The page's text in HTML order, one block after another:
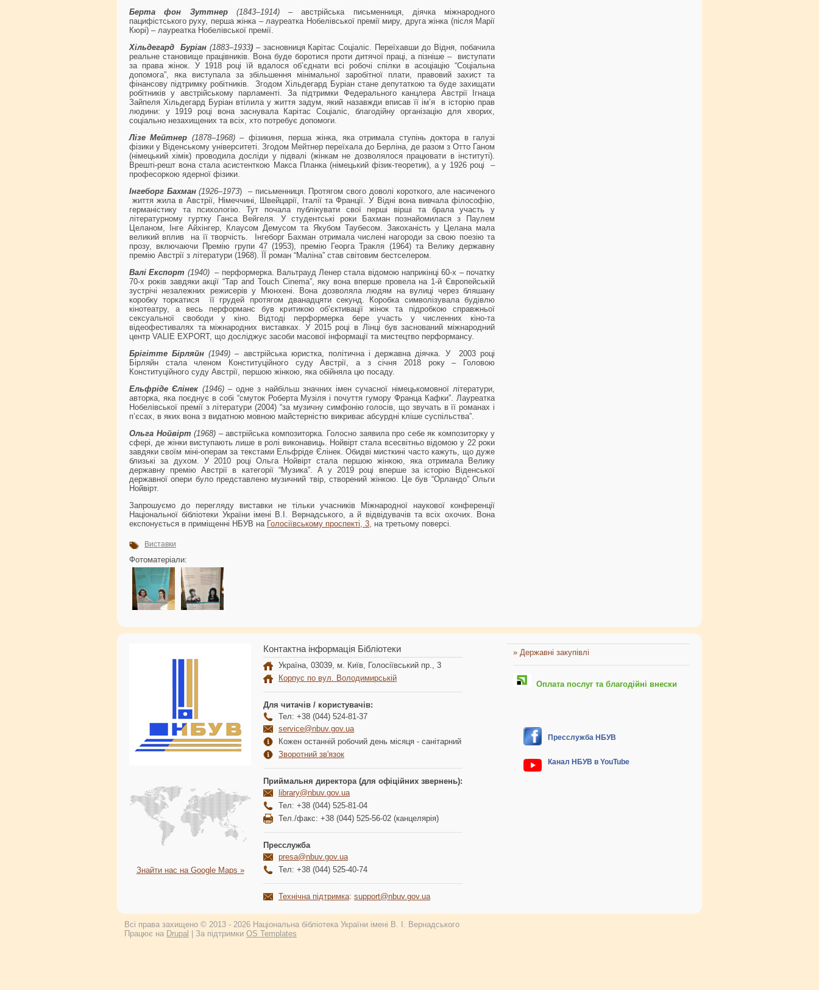
Берта фон Зуттнер (1843–1914) –австрійська письменниця, діячка міжнародного
пацифістського руху, перша жінка – лауреатка Нобелівської премії миру, друга жінка (після Марії
Кюрі) – лауреатка Нобелівської премії.
Хільдегард Буріан (1883–1933) – засновниця Карітас Соціаліс. Переїхавши до Відня, побачила
реальне становище працівників. Вона буде боротися проти дитячої праці, а пізніше – виступати
за права жінок. У 1918 році їй вдалося об’єднати всі робочі спілки в асоціацію “Соціальна
допомога”, яка виступала за збільшення мінімальної заробітної плати, правовий захист та
фінансову підтримку робітників. Згодом Хільдегард Буріан стане депутаткою та буде захищати
робітників у австрійському парламенті. За підтримки Федерального канцлера Австрії Ігнаца
Зайпеля Хільдегард Буріан втілила у життя задум, який назавжди вписав її ім’я в історію прав
людини: у 1919 році вона заснувала Карітас Соціаліс, благодійну організацію для хворих,
соціально незахищених та всіх, хто потребує допомоги.
Лізе Мейтнер (1878–1968)– фізикиня, перша жінка, яка отримала ступінь доктора в галузі
фізики у Віденському університеті. Згодом Мейтнер переїхала до Берліна, де разом з Отто Ганом
(німецький хімік) проводила досліди у підвалі (жінкам не дозволялося працювати в інституті).
Врешті-решт вона стала асистенткою Макса Планка (німецький фізик-теоретик), а у 1926 році –
професоркою ядерної фізики.
Інгеборг Бахман(1926–1973) – письменниця. Протягом свого доволі короткого, але насиченого
життя жила в Австрії, Німеччині, Швейцарії, Італії та Франції. У Відні вона вивчала філософію,
германістику та психологію. Тут почала публікувати свої перші вірші та брала участь у
літературному гуртку Ганса Вейгеля. У студентські роки Бахман познайомилася з Паулем
Целаном, Інге Айхінгер, Клаусом Демусом та Якубом Таубесом. Закоханість у Целана мала
великий вплив на її творчість. Інгеборг Бахман отримала числені нагороди за свою поезію та
прозу, включаючи Премію групи 47 (1953), премію Георга Тракля (1964) та Велику державну
премію Австрії з літератури (1968). ЇЇ роман “Маліна” став світовим бестселером.
Валі Експорт (1940) – перформерка. Вальтрауд Ленер стала відомою наприкінці 60-х – початку
70-х років завдяки акції “Tap and Touch Cinema”, яку вона вперше провела на 1-й Європейській
зустрічі незалежних режисерів у Мюнхені. Вона дозволяла людям на вулиці через бляшану
коробку торкатися її грудей протягом дванадцяти секунд. Коробка символізувала будівлю
кінотеатру, а весь перформанс був критикою об’єктивації жінок та підробкою справжньої
сексуальної свободи у кіно. Відтоді перформерка бере участь у численних кіно-та
відеофестивалях та міжнародних виставках. У 2015 році в Лінці був заснований міжнародний
центр VALIE EXPORT, що досліджує засоби масової інформації та мистецтво перформансу.
Брігітте Бірляйн(1949) – австрійська юристка, політична і державна діячка. У 2003 році
Бірляйн стала членом Конституційного суду Австрії, а з січня 2018 року – Головою
Конституційного суду Австрії, першою жінкою, яка обійняла цю посаду.
Ельфріде Єлінек (1946)– одне з найбільш значних імен сучасної німецькомовної літератури,
авторка, яка поєднує в собі “смуток Роберта Музіля і почуття гумору Франца Кафки”. Лауреатка
Нобелівської премії з літератури (2004) “за музичну симфонію голосів, що звучать в її романах і
п’єсах, в яких вона з видатною мовною майстерністю викриває абсурдні кліше суспільства”.
Ольга Нойвірт (1968) – австрійська композиторка.
Голосно заявила про себе як композиторку у
сфері, де жінки виступають лише в ролі виконавиць. Нойвірт стала всесвітньо відомою у 22 роки
завдяки своїм міні-операм за текстами Ельфріде Єлінек. Обидві мисткині часто кажуть, що дуже
близькі за духом. У 2010 році Ольга Нойвірт стала першою жінкою, яка отримала Велику
державну премію Австрії в категорії “Музика”. А у 2019 році вперше за історію Віденської
державної опери було представлено музичний твір, створений жінкою. Це був “Орландо” Ольги
Нойвірт.
Запрошуємо до перегляду виставки не тільки учасників Міжнародної наукової конференції
Національної бібліотеки України імені В.І. Вернадського, а й відвідувачів та всіх охочих. Вона
експонується в приміщенні НБУВ на Голосіївському проспекті, 3, на третьому поверсі.
Виставки
Фотоматеріали:
Знайти нас на Google Maps »
Контактна інформація Бібліотеки
Україна, 03039, м. Київ, Голосіївський пр., 3
Корпус по вул. Володимирській
Для читачів / користувачів:
Тел: +38 (044) 524-81-37
service@nbuv.gov.ua
Кожен останній робочий день місяця - санітарний
Зворотний зв'язок
Приймальня директора (для офіційних звернень):
library@nbuv.gov.ua
Тел: +38 (044) 525-81-04
Тел./факс: +38 (044) 525-56-02 (канцелярія)
Пресслужба
presa@nbuv.gov.ua
Тел: +38 (044) 525-40-74
Технічна підтримка: support@nbuv.gov.ua
» Державні закупівлі
Оплата послуг та благодійні внески
Пресслужба НБУВ
Канал НБУВ в YouTube
Всі права захищено © 2013 - 2026 Національна бібліотека України імені В. І. Вернадського
Працює на Drupal | За підтримки OS Templates